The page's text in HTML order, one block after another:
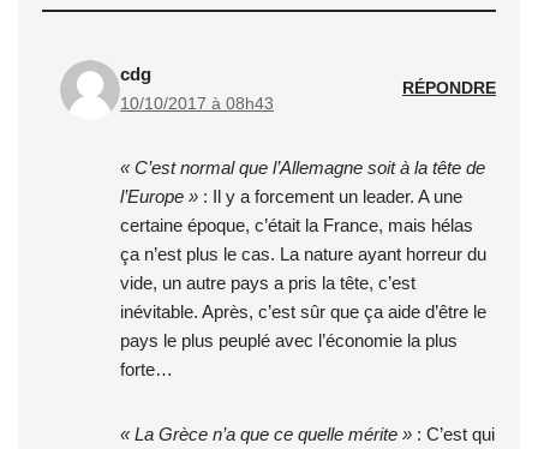
cdg
10/10/2017 à 08h43
RÉPONDRE
« C’est normal que l’Allemagne soit à la tête de
l’Europe » : Il y a forcement un leader. A une
certaine époque, c’était la France, mais hélas
ça n’est plus le cas. La nature ayant horreur du
vide, un autre pays a pris la tête, c’est
inévitable. Après, c’est sûr que ça aide d’être le
pays le plus peuplé avec l’économie la plus
forte…
« La Grèce n’a que ce quelle mérite » : C’est qui